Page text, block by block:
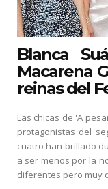
Blanca
Macarena
reinas del
Las chicas de 'A
protagonistas del
cuatro han brillado
a ser menos por la
diferentes pero muy